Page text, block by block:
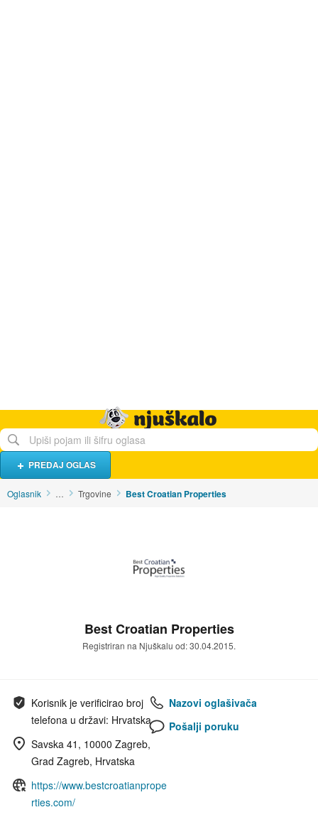
PREDAJ OGLAS
Oglasnik … Trgovine Best Croatian Properties
Best Croatian Properties
Registriran na Njuškalu od: 30.04.2015.
Korisnik je verificirao broj
telefona u državi: Hrvatska
Savska 41, 10000 Zagreb,
Grad Zagreb, Hrvatska
https://www.bestcroatianprope
rties.com/
Nazovi oglašivača
Pošalji poruku